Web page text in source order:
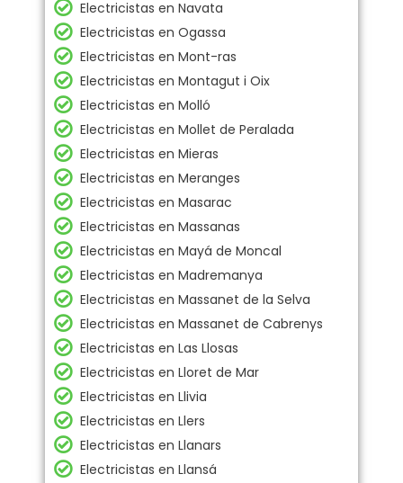
Electricistas en Navata
Electricistas en Ogassa
Electricistas en Mont-ras
Electricistas en Montagut i Oix
Electricistas en Molló
Electricistas en Mollet de Peralada
Electricistas en Mieras
Electricistas en Meranges
Electricistas en Masarac
Electricistas en Massanas
Electricistas en Mayá de Moncal
Electricistas en Madremanya
Electricistas en Massanet de la Selva
Electricistas en Massanet de Cabrenys
Electricistas en Las Llosas
Electricistas en Lloret de Mar
Electricistas en Llivia
Electricistas en Llers
Electricistas en Llanars
Electricistas en Llansá